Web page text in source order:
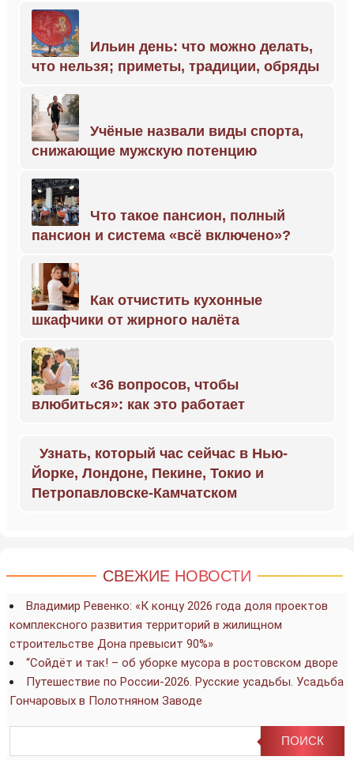
Ильин день: что можно делать,
что нельзя; приметы, традиции, обряды
Учёные назвали виды спорта,
снижающие мужскую потенцию
Что такое пансион, полный
пансион и система «всё включено»?
Как отчистить кухонные
шкафчики от жирного налёта
«36 вопросов, чтобы
влюбиться»: как это работает
Узнать, который час сейчас в Нью-
Йорке, Лондоне, Пекине, Токио и
Петропавловске-Камчатском
СВЕЖИЕ НОВОСТИ
Владимир Ревенко: «К концу 2026 года доля проектов
комплексного развития территорий в жилищном
строительстве Дона превысит 90%»
“Сойдёт и так! – об уборке мусора в ростовском дворе
Путешествие по России-2026. Русские усадьбы. Усадьба
Гончаровых в Полотняном Заводе